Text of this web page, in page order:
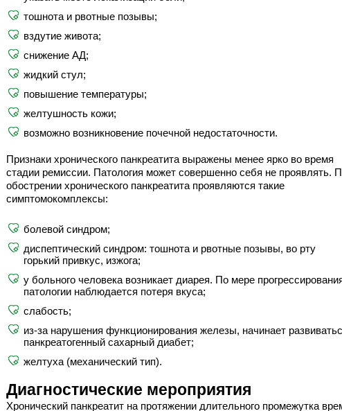
тошнота и рвотные позывы;
вздутие живота;
снижение АД;
жидкий стул;
повышение температуры;
желтушность кожи;
возможно возникновение почечной недостаточности.
Признаки хронического панкреатита выражены менее ярко во время
стадии ремиссии. Патология может совершенно себя не проявлять.
обострении хронического панкреатита проявляются такие
симптомокомплексы:
болевой синдром;
диспептический синдром: тошнота и рвотные позывы, во рту
горький привкус, изжога;
у больного человека возникает диарея. По мере
патологии наблюдается потеря вкуса;
слабость;
из-за нарушения функционирования железы, начинает
панкреатогенный сахарный диабет;
желтуха (механический тип).
Диагностические мероприятия
Хронический панкреатит на протяжении длительного промежутка